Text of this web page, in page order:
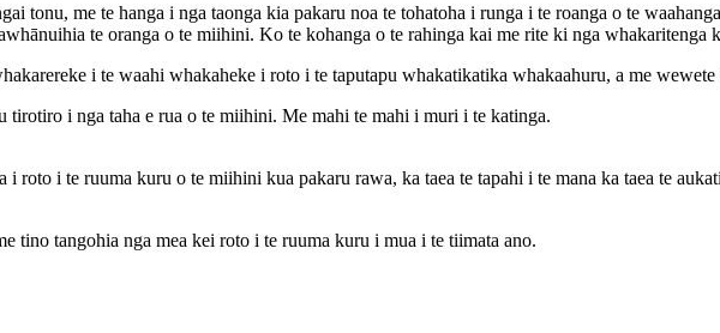
tonu, me te hanga i nga taonga kia pakaru noa te tohatoha i runga i te roanga o te
te oranga o te miihini. Ko te kohanga o te rahinga kai me rite ki nga whakaritenga
i te waahi whakaheke i roto i te taputapu whakatikatika whakaahuru, a me
tirotiro i nga taha e rua o te miihini. Me mahi te mahi i muri i te katinga.
roto i te ruuma kuru o te miihini kua pakaru rawa, ka taea te tapahi i te mana ka taea te
tino tangohia nga mea kei roto i te ruuma kuru i mua i te tiimata ano.